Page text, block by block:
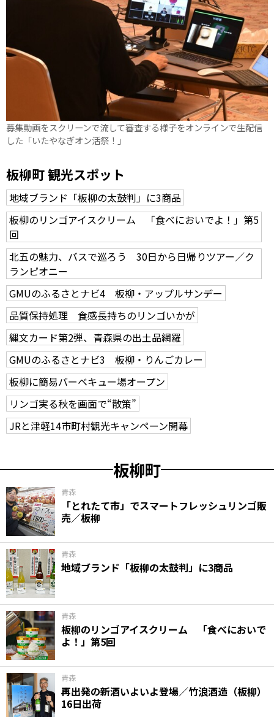
募集動画をスクリーンで流して審査する様子をオンラインで生配信
した「いたやなぎオン活祭！」
板柳町 観光スポット
地域ブランド「板柳の太鼓判」に3商品
板柳のリンゴアイスクリーム 「食べにおいでよ！」第5
回
北五の魅力、バスで巡ろう 30日から日帰りツアー／ク
ランピオニー
GMUのふるさとナビ4 板柳・アップルサンデー
品質保持処理 食感長持ちのリンゴいかが
縄文カード第2弾、青森県の出土品網羅
GMUのふるさとナビ3 板柳・りんごカレー
板柳に簡易バーベキュー場オープン
リンゴ実る秋を画面で“散策”
JRと津軽14市町村観光キャンペーン開幕
板柳町
青森
「とれたて市」でスマートフレッシュリンゴ販
売／板柳
青森
地域ブランド「板柳の太鼓判」に3商品
青森
板柳のリンゴアイスクリーム 「食べにおいで
よ！」第5回
青森
再出発の新酒いよいよ登場／竹浪酒造（板柳）
16日出荷